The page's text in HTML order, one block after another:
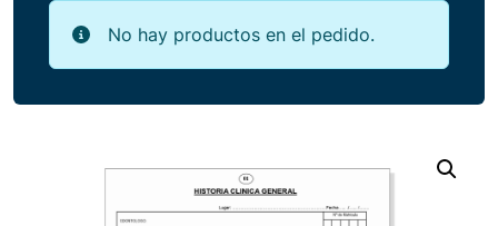
No hay productos en el pedido.